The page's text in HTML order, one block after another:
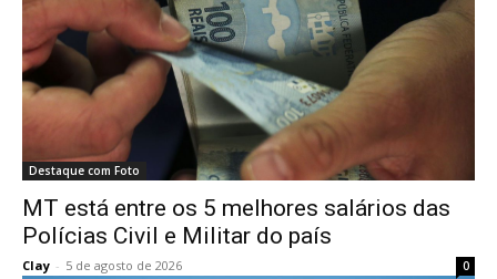
Destaque com Foto
MT está entre os 5 melhores salários das
Polícias Civil e Militar do país
Clay - 5 de agosto de 2026 0